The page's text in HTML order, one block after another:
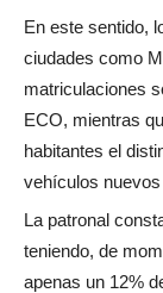
En este sentido,
ciudades como
matriculaciones
ECO, mientras
habitantes el
vehículos
La patronal
teniendo, de
apenas un 12%